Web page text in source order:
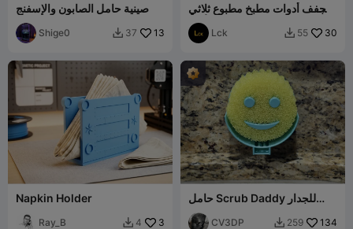
صينية حامل الصابون والإسفنج
Shige0  37 13
مجفف أدوات مطبخ مطبوع ثلاثي
الأبعاد
Lck  55 30
Napkin Holder
Ray_B  4 3
حامل Scrub Daddy للجدار
الخلفي
CV3DP  259 134